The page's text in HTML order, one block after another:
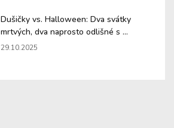
Dušičky vs. Halloween: Dva svátky
mrtvých, dva naprosto odlišné s ...
29.10.2025